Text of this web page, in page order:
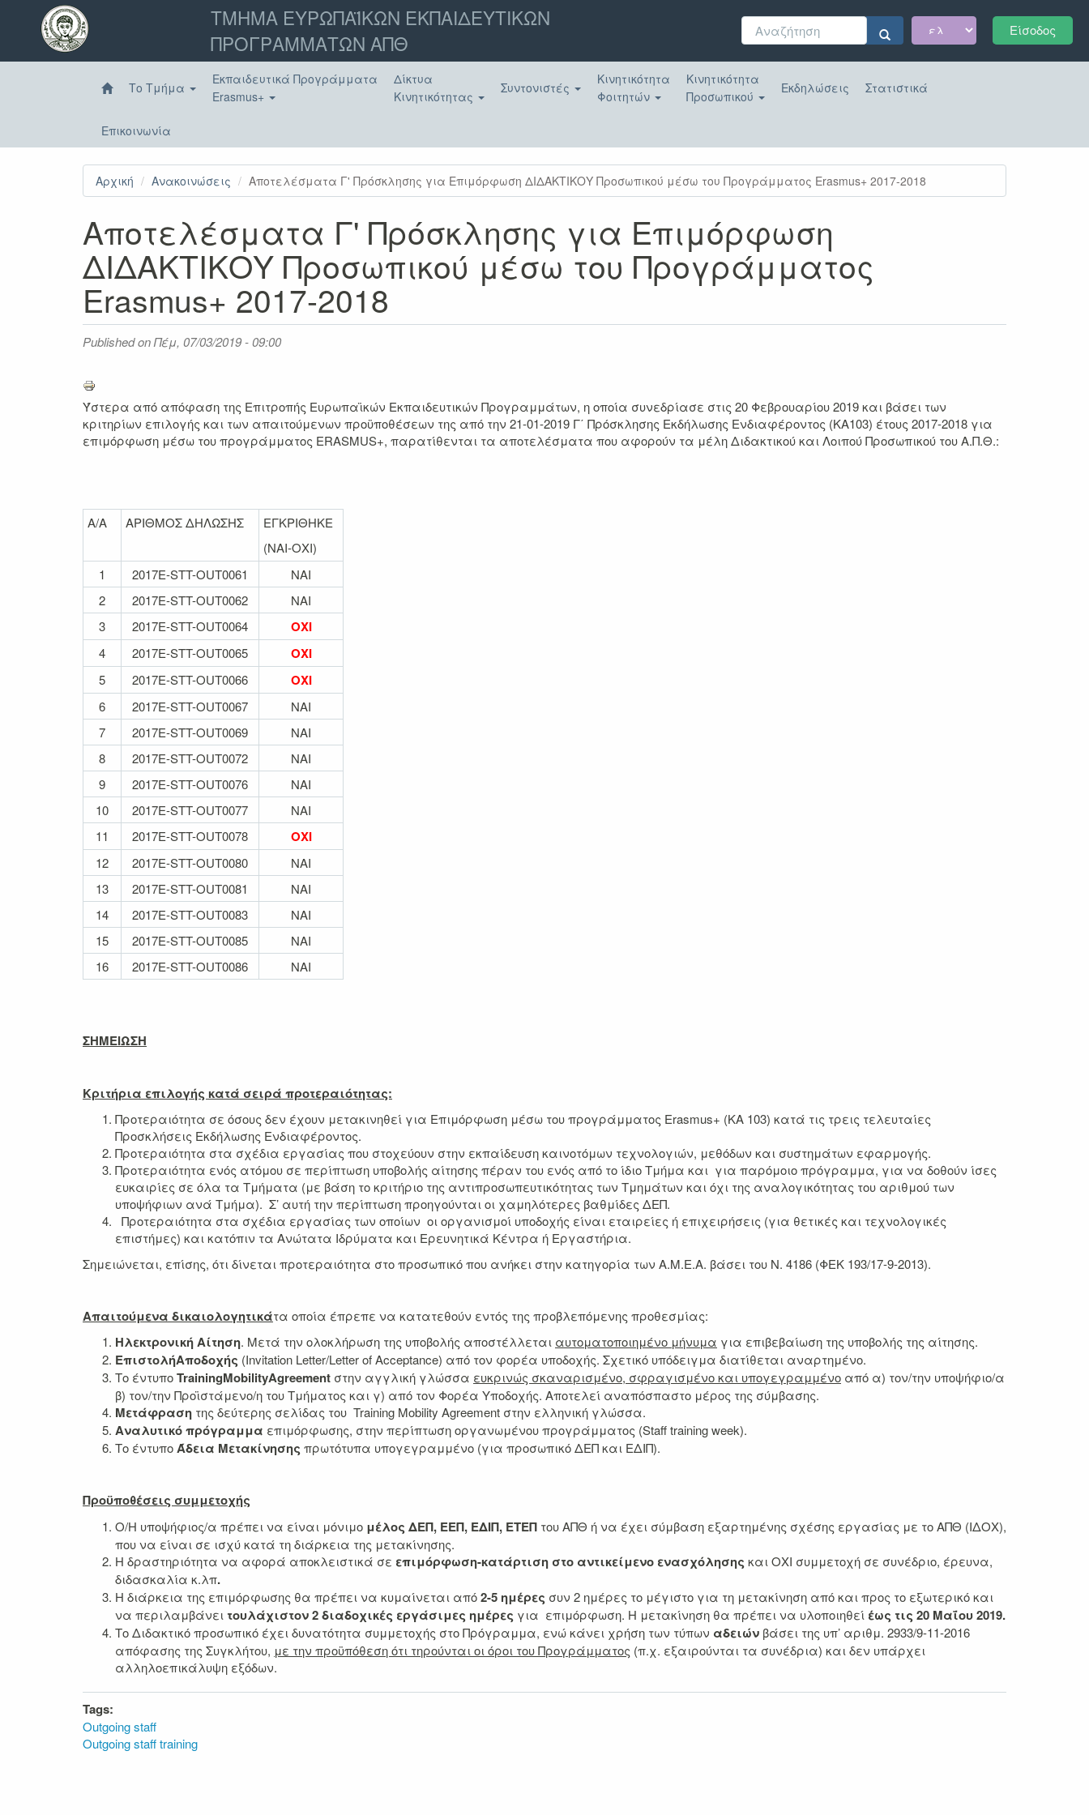
Παράκαμψη
κυρίως
Είσοδος
ΤΜΗΜΑ ΕΥΡΩΠΑΪΚΩΝ ΕΚΠΑΙΔΕΥΤΙΚΩΝ
ΠΡΟΓΡΑΜΜΑΤΩΝ ΑΠΘ
Φόρμα
αναζήτησης
Αναζήτηση
Το Τμήμα
Εκπαιδευτικά Προγράμματα
Erasmus+
Δίκτυα
Κινητικότητας
Συντονιστές
Κινητικότητα
Φοιτητών
Κινητικότητα
Προσωπικού
Εκδηλώσεις Στατιστικά
Επικοινωνία
Αρχική Ανακοινώσεις Αποτελέσματα Γ' Πρόσκλησης για Επιμόρφωση ΔΙΔΑΚΤΙΚΟΥ Προσωπικού μέσω του Προγράμματος Erasmus+ 2017-2018
Αποτελέσματα Γ' Πρόσκλησης για Επιμόρφωση
ΔΙΔΑΚΤΙΚΟΥ Προσωπικού μέσω του Προγράμματος
Erasmus+ 2017-2018
Published onΠέμ, 07/03/2019 - 09:00
Ύστερα από απόφαση της Επιτροπής Ευρωπαϊκών Εκπαιδευτικών Προγραμμάτων, η οποία συνεδρίασε στις 20 Φεβρουαρίου 2019 και βάσει των
κριτηρίων επιλογής και των απαιτούμενων προϋποθέσεων της από την 21-01-2019 Γ΄ Πρόσκλησης Εκδήλωσης Ενδιαφέροντος (ΚΑ103) έτους 2017-2018 για
επιμόρφωση μέσω του προγράμματος ERASMUS+, παρατίθενται τα αποτελέσματα που αφορούν τα μέλη Διδακτικού και Λοιπού Προσωπικού του Α.Π.Θ.:
Α/Α ΑΡΙΘΜΟΣ ΔΗΛΩΣΗΣ
ΕΓΚΡΙΘΗΚΕ
(ΝΑΙ-ΟΧΙ)
1
2017E-STT-OUT0061
ΝΑΙ
2
2017E-STT-OUT0062
ΝΑΙ
3
2017E-STT-OUT0064 ΟΧΙ
4 2017E-STT-OUT0065 ΟΧΙ
5 2017E-STT-OUT0066 ΟΧΙ
6 2017E-STT-OUT0067
ΝΑΙ
7
2017E-STT-OUT0069
ΝΑΙ
8
2017E-STT-OUT0072
ΝΑΙ
9
2017E-STT-OUT0076
ΝΑΙ
10
2017E-STT-OUT0077
ΝΑΙ
11
2017E-STT-OUT0078 ΟΧΙ
12 2017E-STT-OUT0080
ΝΑΙ
13
2017E-STT-OUT0081
ΝΑΙ
14
2017E-STT-OUT0083
ΝΑΙ
15
2017E-STT-OUT0085
ΝΑΙ
16
2017E-STT-OUT0086 ΝΑΙ
ΣΗΜΕΙΩΣΗ
Κριτήρια επιλογής κατά σειρά προτεραιότητας:
Προτεραιότητα σε όσους δεν έχουν μετακινηθεί για Επιμόρφωση μέσω του προγράμματος Erasmus+ (ΚΑ 103) κατά τις τρεις τελευταίες
Προσκλήσεις Εκδήλωσης Ενδιαφέροντος.
Προτεραιότητα στα σχέδια εργασίας που στοχεύουν στην εκπαίδευση καινοτόμων τεχνολογιών, μεθόδων και συστημάτων εφαρμογής.
Προτεραιότητα ενός ατόμου σε περίπτωση υποβολής αίτησης πέραν του ενός από το ίδιο Τμήμα και για παρόμοιο πρόγραμμα, για να δοθούν ίσες
ευκαιρίες σε όλα τα Τμήματα (με βάση το κριτήριο της αντιπροσωπευτικότητας των Τμημάτων και όχι της αναλογικότητας του αριθμού των
υποψήφιων ανά Τμήμα). Σ’ αυτή την περίπτωση προηγούνται οι χαμηλότερες βαθμίδες ΔΕΠ.
Προτεραιότητα στα σχέδια εργασίας των οποίων οι οργανισμοί υποδοχής είναι εταιρείες ή επιχειρήσεις (για θετικές και τεχνολογικές
επιστήμες) και κατόπιν τα Ανώτατα Ιδρύματα και Ερευνητικά Κέντρα ή Εργαστήρια.
Σημειώνεται, επίσης, ότι δίνεται προτεραιότητα στο προσωπικό που ανήκει στην κατηγορία των Α.Μ.Ε.Α. βάσει του Ν. 4186 (ΦΕΚ 193/17-9-2013).
Απαιτούμενα δικαιολογητικάτα οποία έπρεπε να κατατεθούν εντός της προβλεπόμενης προθεσμίας:
Ηλεκτρονική Αίτηση. Μετά την ολοκλήρωση της υποβολής αποστέλλεται αυτοματοποιημένο μήνυμα για επιβεβαίωση της υποβολής της αίτησης.
ΕπιστολήΑποδοχής (Invitation Letter/Letter of Acceptance) από τον φορέα υποδοχής. Σχετικό υπόδειγμα διατίθεται αναρτημένο.
Το έντυποTrainingMobilityAgreement στην αγγλική γλώσσα ευκρινώς σκαναρισμένο, σφραγισμένο και υπογεγραμμένο από α) τον/την υποψήφιο/α
β) τον/την Προϊστάμενο/η του Τμήματος και γ) από τον Φορέα Υποδοχής. Αποτελεί αναπόσπαστο μέρος της σύμβασης.
Μετάφραση της δεύτερης σελίδας του Training Mobility Agreement στην ελληνική γλώσσα.
Αναλυτικό πρόγραμμα επιμόρφωσης, στην περίπτωση οργανωμένου προγράμματος (Staff training week).
Το έντυποΆδεια Μετακίνησης πρωτότυπα υπογεγραμμένο (για προσωπικό ΔΕΠ και ΕΔΙΠ).
Προϋποθέσεις συμμετοχής
Ο/Η υποψήφιος/α πρέπει να είναι μόνιμο μέλος ΔΕΠ, ΕΕΠ, ΕΔΙΠ, ΕΤΕΠ του ΑΠΘ ή να έχει σύμβαση εξαρτημένης σχέσης εργασίας με το ΑΠΘ (ΙΔΟΧ),
που να είναι σε ισχύ κατά τη διάρκεια της μετακίνησης.
Η δραστηριότητα να αφορά αποκλειστικά σε επιμόρφωση-κατάρτιση στο αντικείμενο ενασχόλησης και ΟΧΙ συμμετοχή σε συνέδριο, έρευνα,
διδασκαλία κ.λπ.
Η διάρκεια της επιμόρφωσης θα πρέπει να κυμαίνεται από2-5 ημέρες συν 2 ημέρες το μέγιστο για τη μετακίνηση από και προς το εξωτερικό και
να περιλαμβάνει τουλάχιστον 2 διαδοχικές εργάσιμες ημέρες για επιμόρφωση. Η μετακίνηση θα πρέπει να υλοποιηθεί έως τις 20 Μαΐου 2019.
Το Διδακτικό προσωπικό έχει δυνατότητα συμμετοχής στο Πρόγραμμα, ενώ κάνει χρήση των τύπων αδειών βάσει της υπ’ αριθμ. 2933/9-11-2016
απόφασης της Συγκλήτου, με την προϋπόθεση ότι τηρούνται οι όροι του Προγράμματος (π.χ. εξαιρούνται τα συνέδρια) και δεν υπάρχει
αλληλοεπικάλυψη εξόδων.
Tags:
Outgoing staff
Outgoing staff training